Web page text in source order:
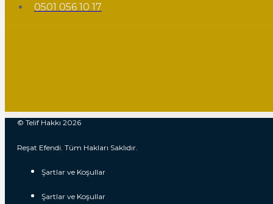
0501 056 10 17
© Telif Hakkı 2026
Reşat Efendi. Tüm Hakları Saklıdır.
Şartlar ve Koşullar
Şartlar ve Koşullar